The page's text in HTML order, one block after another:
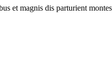
et magnis dis parturient